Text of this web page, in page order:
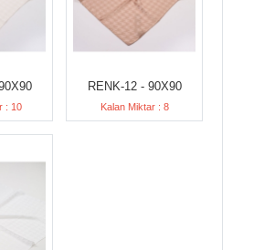
: 10
RENK-12 - 90X90
Kalan Miktar : 8